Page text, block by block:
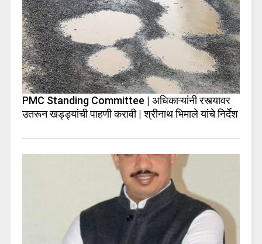
PMC Standing Committee | अधिकाऱ्यांनी रस्त्यावर
उतरून खड्ड्यांची पाहणी करावी | श्रीनाथ भिमाले यांचे निर्देश